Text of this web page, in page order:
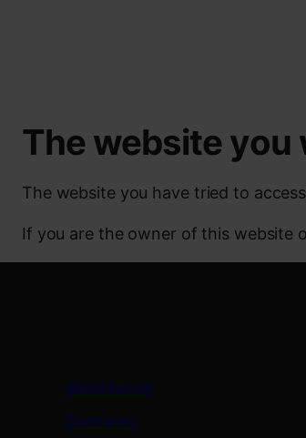
The website you
The website you have tried to
If you are the owner of this website
Webbhotell
Domäner